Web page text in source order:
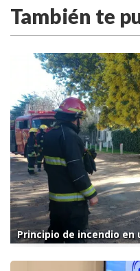
También te
Principio de incendio en